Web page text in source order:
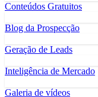
Conteúdos Gratuitos
Blog da Prospecção
Geração de Leads
Inteligência de Mercado
Galeria de vídeos